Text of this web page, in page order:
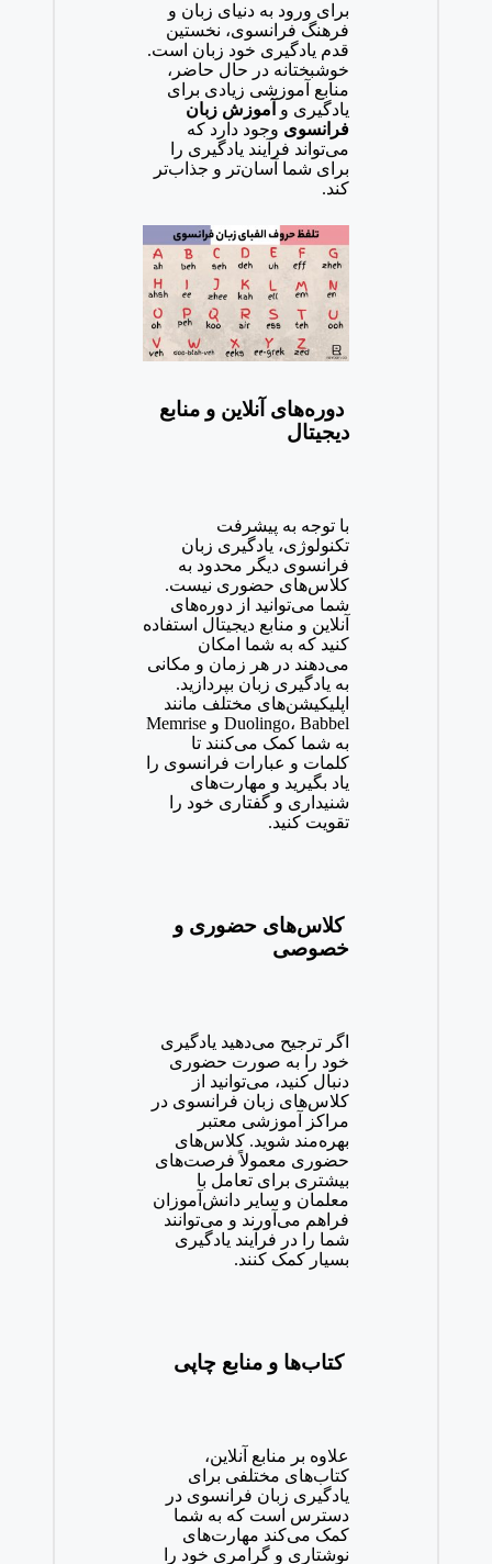
برای ورود به دنیای زبان و
فرهنگ فرانسوی، نخستین
قدم یادگیری خود زبان است.
خوشبختانه در حال حاضر،
منابع آموزشی زیادی برای
یادگیری و آموزش زبان
فرانسوی وجود دارد که
می‌تواند فرآیند یادگیری را
برای شما آسان‌تر و جذاب‌تر
کند.
دوره‌های آنلاین و منابع
دیجیتال
با توجه به پیشرفت
تکنولوژی، یادگیری زبان
فرانسوی دیگر محدود به
کلاس‌های حضوری نیست.
شما می‌توانید از دوره‌های
آنلاین و منابع دیجیتال استفاده
کنید که به شما امکان
می‌دهند در هر زمان و مکانی
به یادگیری زبان بپردازید.
اپلیکیشن‌های مختلف مانند
Duolingo،Babbel و
به شما کمک می‌کنند تا
کلمات و عبارات فرانسوی را
یاد بگیرید و مهارت‌های
شنیداری و گفتاری خود را
تقویت کنید.
کلاس‌های حضوری و
خصوصی
اگر ترجیح می‌دهید یادگیری
خود را به صورت حضوری
دنبال کنید، می‌توانید از
کلاس‌های زبان فرانسوی در
مراکز آموزشی معتبر
بهره‌مند شوید. کلاس‌های
حضوری معمولاً فرصت‌های
بیشتری برای تعامل با
معلمان و سایر دانش‌آموزان
فراهم می‌آورند و می‌توانند
شما را در فرآیند یادگیری
بسیار کمک کنند.
کتاب‌ها و منابع چاپی
علاوه بر منابع آنلاین،
کتاب‌های مختلفی برای
یادگیری زبان فرانسوی در
دسترس است که به شما
کمک می‌کند مهارت‌های
نوشتاری و گرامری خود را